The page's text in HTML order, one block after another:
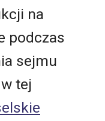
na
podczas
sejmu
tej